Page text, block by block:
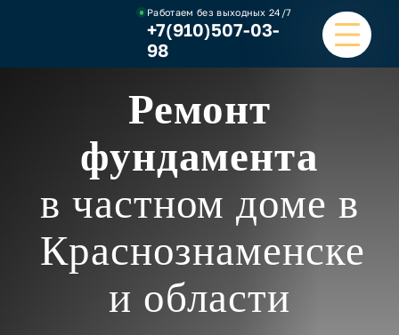
Работаем без выходных24/7
+7(910)507-03-
98
УСЛУГИ
НАШИ РАБОТЫ
ЦЕНЫ
Ремонт
фундамента
в частном доме в
Краснознаменске
и области